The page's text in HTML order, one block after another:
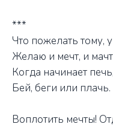
***
Что пожелать тому,
Желаю и мечт, и
Когда начинает печь,
Бей, беги или плачь.
Воплотить мечты!